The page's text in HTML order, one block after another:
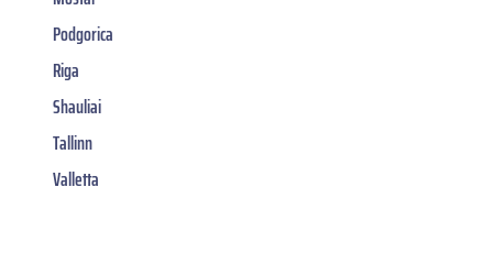
Podgorica
Riga
Shauliai
Tallinn
Valletta